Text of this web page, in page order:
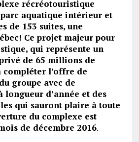
récréotouristique
aquatique intérieur et
de 153 suites, une
Ce projet majeur pour
qui représente un
de 65 millions de
l’offre de
groupe avec de
longueur d’année et des
qui sauront plaire à toute
du complexe est
de décembre 2016.